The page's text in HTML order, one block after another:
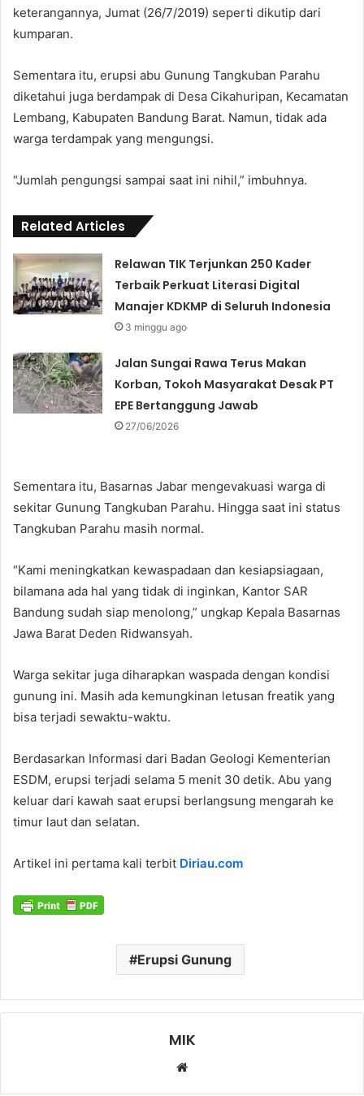
keterangannya, Jumat (26/7/2019) seperti dikutip dari
kumparan.
Sementara itu, erupsi abu Gunung Tangkuban Parahu
diketahui juga berdampak di Desa Cikahuripan, Kecamatan
Lembang, Kabupaten Bandung Barat. Namun, tidak ada
warga terdampak yang mengungsi.
“Jumlah pengungsi sampai saat ini nihil,” imbuhnya.
Related Articles
Relawan TIK Terjunkan 250 Kader
Terbaik Perkuat Literasi Digital
Manajer KDKMP di Seluruh Indonesia
3 minggu ago
Jalan Sungai Rawa Terus Makan
Korban, Tokoh Masyarakat Desak PT
EPE Bertanggung Jawab
27/06/2026
Sementara itu, Basarnas Jabar mengevakuasi warga di
sekitar Gunung Tangkuban Parahu. Hingga saat ini status
Tangkuban Parahu masih normal.
“Kami meningkatkan kewaspadaan dan kesiapsiagaan,
bilamana ada hal yang tidak di inginkan, Kantor SAR
Bandung sudah siap menolong,” ungkap Kepala Basarnas
Jawa Barat Deden Ridwansyah.
Warga sekitar juga diharapkan waspada dengan kondisi
gunung ini. Masih ada kemungkinan letusan freatik yang
bisa terjadi sewaktu-waktu.
Berdasarkan Informasi dari Badan Geologi Kementerian
ESDM, erupsi terjadi selama 5 menit 30 detik. Abu yang
keluar dari kawah saat erupsi berlangsung mengarah ke
timur laut dan selatan.
Artikel ini pertama kali terbit Diriau.com
Erupsi Gunung
MIK